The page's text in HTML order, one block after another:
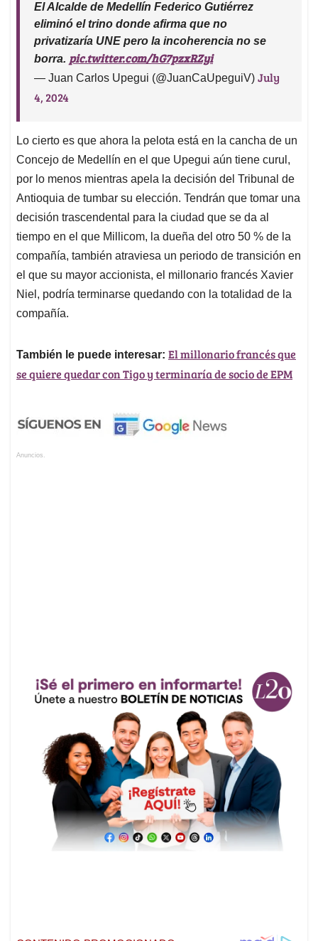
El Alcalde de Medellín Federico Gutiérrez
eliminó el trino donde afirma que no
privatizaría UNE pero la incoherencia no se
borra. pic.twitter.com/hG7pzxRZyi
— Juan Carlos Upegui (@JuanCaUpeguiV) July
4, 2024
Lo cierto es que ahora la pelota está en la cancha de un
Concejo de Medellín en el que Upegui aún tiene curul,
por lo menos mientras apela la decisión del Tribunal de
Antioquia de tumbar su elección. Tendrán que tomar una
decisión trascendental para la ciudad que se da al
tiempo en el que Millicom, la dueña del otro 50 % de la
compañía, también atraviesa un periodo de transición en
el que su mayor accionista, el millonario francés Xavier
Niel, podría terminarse quedando con la totalidad de la
compañía.
También le puede interesar: El millonario francés que
se quiere quedar con Tigo y terminaría de socio de EPM
Anuncios.